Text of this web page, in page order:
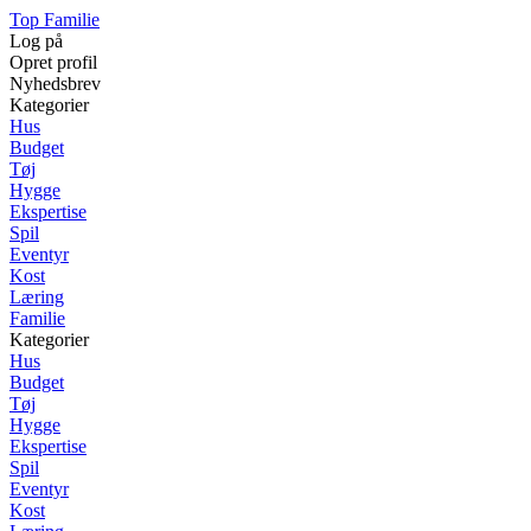
Top Familie
Log på
Opret profil
Nyhedsbrev
Kategorier
Hus
Budget
Tøj
Hygge
Ekspertise
Spil
Eventyr
Kost
Læring
Familie
Kategorier
Hus
Budget
Tøj
Hygge
Ekspertise
Spil
Eventyr
Kost